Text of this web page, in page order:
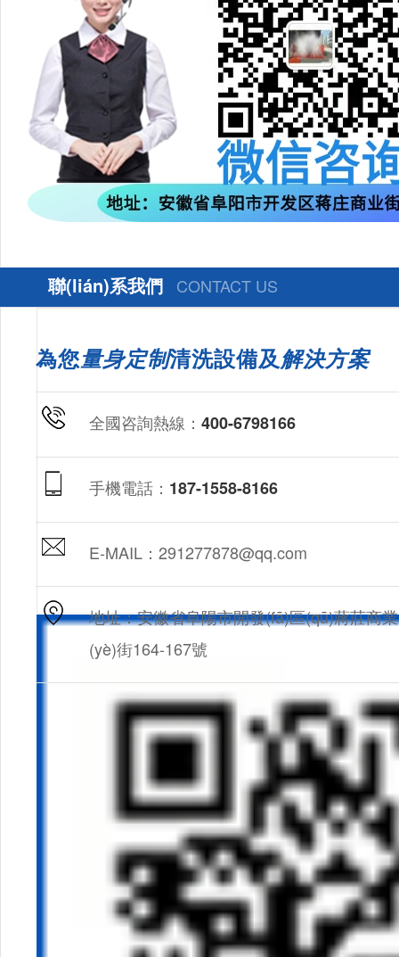
聯(lián)系我們 CONTACT US
為您量身定制清洗設備及解決方案
全國咨詢熱線： 400-6798166
手機電話： 187-1558-8166
E-MAIL：291277878@qq.com
地址：安徽省阜陽市開發(fā)區(qū)蔣莊商業
(yè)街164-167號